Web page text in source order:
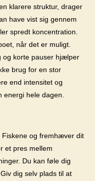
klarere struktur, drager
have vist sig gennem
spredt koncentration.
når det er muligt.
og korte pauser hjælper
brug for en stor
end intensitet og
hele dagen.
Fiskene og fremhæver dit
et pres mellem
Du kan føle dig
dig selv plads til at